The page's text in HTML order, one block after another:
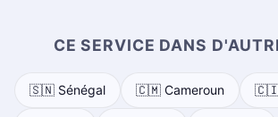
CE SERVICE DANS
🇸🇳 Sénégal 🇨🇲 Cameroun 🇨🇮